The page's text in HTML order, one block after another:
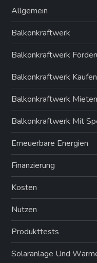
Allgemein
Balkonkraftwerk
Balkonkraftwerk
Balkonkraftwerk Kaufen
Balkonkraftwerk Mieten
Balkonkraftwerk Mit
Erneuerbare Energien
Finanzierung
Kosten
Nutzen
Produkttests
Solaranlage Und